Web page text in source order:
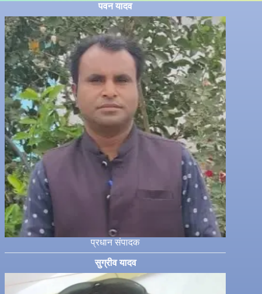
पवन यादव
प्रधान संपादक
सुग्रीव यादव